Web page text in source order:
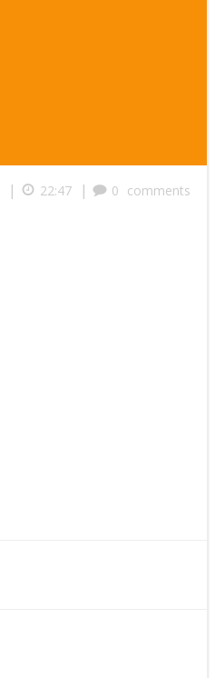
| 22:47 | 0 comments